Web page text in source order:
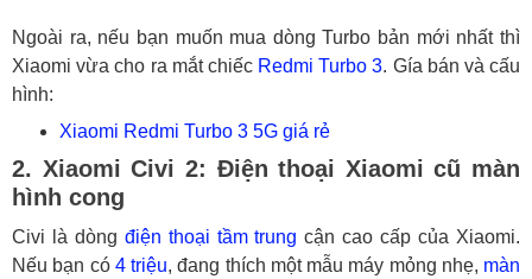
Ngoài ra, nếu bạn muốn mua dòng Turbo bản mới nhất thì
Xiaomi vừa cho ra mắt chiếc Redmi Turbo 3. Gía bán và cấu
hình:
Xiaomi Redmi Turbo 3 5G giá rẻ
2. Xiaomi Civi 2: Điện thoại Xiaomi cũ màn
hình cong
Civi là dòng điện thoại tầm trung cận cao cấp của Xiaomi.
Nếu bạn có 4 triệu, đang thích một mẫu máy mỏng nhẹ, màn